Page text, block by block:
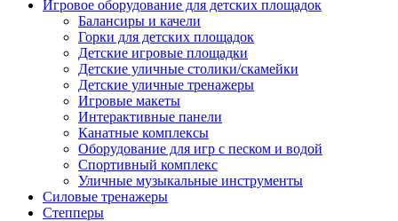
Игровое оборудование для детских площадок
Балансиры и качели
Горки для детских площадок
Детские игровые площадки
Детские уличные столики/скамейки
Детские уличные тренажеры
Игровые макеты
Интерактивные панели
Канатные комплексы
Оборудование для игр с песком и водой
Спортивный комплекс
Уличные музыкальные инструменты
Силовые тренажеры
Степперы